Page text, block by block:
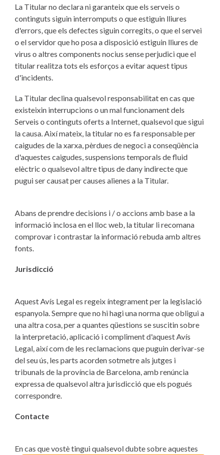
La Titular no declara ni garanteix que els serveis o
continguts siguin interromputs o que estiguin lliures
d'errors, que els defectes siguin corregits, o que el servei
o el servidor que ho posa a disposició estiguin lliures de
virus o altres components nocius sense perjudici que el
titular realitza tots els esforços a evitar aquest tipus
d'incidents.
La Titular declina qualsevol responsabilitat en cas que
existeixin interrupcions o un mal funcionament dels
Serveis o continguts oferts a Internet, qualsevol que sigui
la causa. Així mateix, la titular no es fa responsable per
caigudes de la xarxa, pèrdues de negoci a conseqüència
d'aquestes caigudes, suspensions temporals de fluid
elèctric o qualsevol altre tipus de dany indirecte que
pugui ser causat per causes alienes a la Titular.
Abans de prendre decisions i / o accions amb base a la
informació inclosa en el lloc web, la titular li recomana
comprovar i contrastar la informació rebuda amb altres
fonts.
Jurisdicció
Aquest Avís Legal es regeix íntegrament per la legislació
espanyola. Sempre que no hi hagi una norma que obligui a
una altra cosa, per a quantes qüestions se suscitin sobre
la interpretació, aplicació i compliment d'aquest Avís
Legal, així com de les reclamacions que puguin derivar-se
del seu ús, les parts acorden sotmetre als jutges i
tribunals de la província de Barcelona, amb renúncia
expressa de qualsevol altra jurisdicció que els pogués
correspondre.
Contacte
En cas que vostè tingui qualsevol dubte sobre aquestes